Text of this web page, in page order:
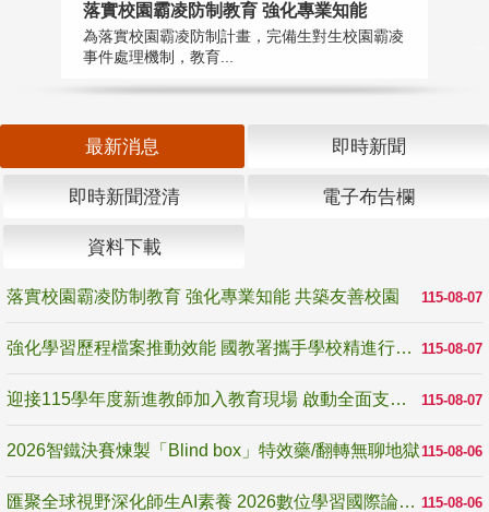
落實校園霸凌防制教育 強化專業知能
為落實校園霸凌防制計畫，完備生對生校園霸凌
事件處理機制，教育...
最新消息 即時新聞
即時新聞澄清 電子布告欄
資料下載
115-08-07
落實校園霸凌防制教育 強化專業知能 共築友善校園
115-08-07
強化學習歷程檔案推動效能 國教署攜手學校精進行政與教學支持
115-08-07
迎接115學年度新進教師加入教育現場 啟動全面支持陪伴
115-08-06
2026智鐵決賽煉製「Blind box」特效藥/翻轉無聊地獄
115-08-06
匯聚全球視野深化師生AI素養 2026數位學習國際論壇高雄登場